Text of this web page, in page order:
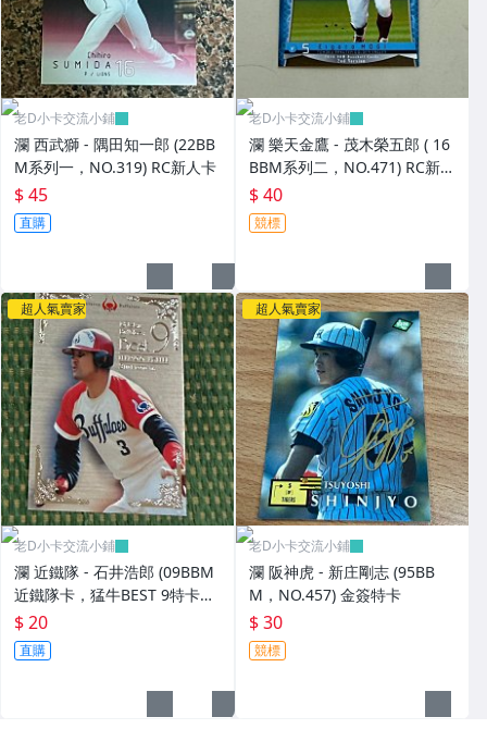
老D小卡交流小鋪
瀾 西武獅 - 隅田知一郎 (22BB
M系列一，NO.319) RC新人卡
$ 45
直購
老D小卡交流小鋪
瀾 樂天金鷹 - 茂木榮五郎 ( 16
BBM系列二，NO.471) RC新人
卡
$ 40
競標
超人氣賣家
老D小卡交流小鋪
瀾 近鐵隊 - 石井浩郎 (09BBM
近鐵隊卡，猛牛BEST 9特卡，
NO.B3) 狼主
$ 20
直購
超人氣賣家
老D小卡交流小鋪
瀾 阪神虎 - 新庄剛志 (95BB
M，NO.457) 金簽特卡
$ 30
競標